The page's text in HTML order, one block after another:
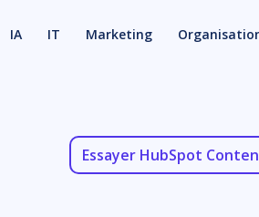
IA IT Marketing
Essayer HubSpot